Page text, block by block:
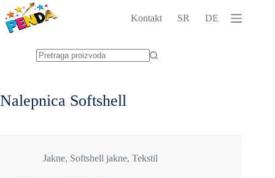
to
content
Kontakt SR DE
Nalepnica Softshell
Jakne, Softshell jakne, Tekstil